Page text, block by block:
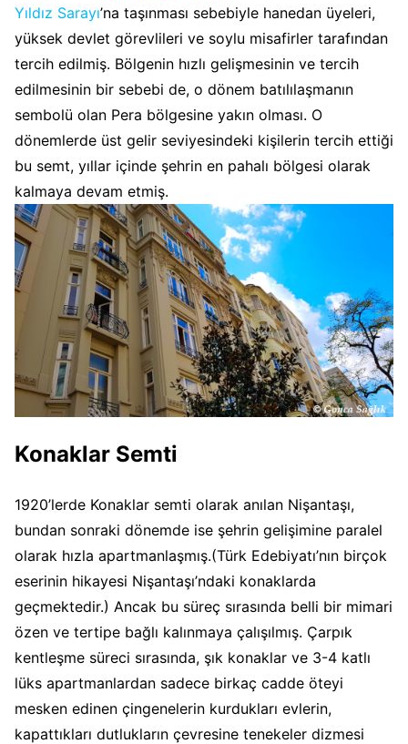
Yıldız Sarayı’na taşınması sebebiyle hanedan üyeleri,
yüksek devlet görevlileri ve soylu misafirler tarafından
tercih edilmiş. Bölgenin hızlı gelişmesinin ve tercih
edilmesinin bir sebebi de, o dönem batılılaşmanın
sembolü olan Pera bölgesine yakın olması. O
dönemlerde üst gelir seviyesindeki kişilerin tercih ettiği
bu semt, yıllar içinde şehrin en pahalı bölgesi olarak
kalmaya devam etmiş.
Konaklar Semti
1920’lerde Konaklar semti olarak anılan Nişantaşı,
bundan sonraki dönemde ise şehrin gelişimine paralel
olarak hızla apartmanlaşmış.(Türk Edebiyatı’nın birçok
eserinin hikayesi Nişantaşı’ndaki konaklarda
geçmektedir.) Ancak bu süreç sırasında belli bir mimari
özen ve tertipe bağlı kalınmaya çalışılmış. Çarpık
kentleşme süreci sırasında, şık konaklar ve 3-4 katlı
lüks apartmanlardan sadece birkaç cadde öteyi
mesken edinen çingenelerin kurdukları evlerin,
kapattıkları dutlukların çevresine tenekeler dizmesi